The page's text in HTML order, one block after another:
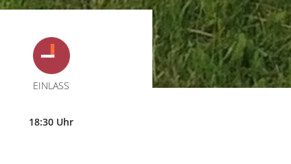
EINLASS
18:30 Uhr